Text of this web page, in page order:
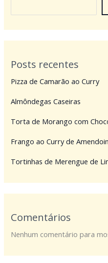
Posts recentes
Pizza de Camarão ao Curry
Almôndegas Caseiras
Torta de Morango com
Frango ao Curry de
Tortinhas de Merengue de
Comentários
Nenhum comentário para